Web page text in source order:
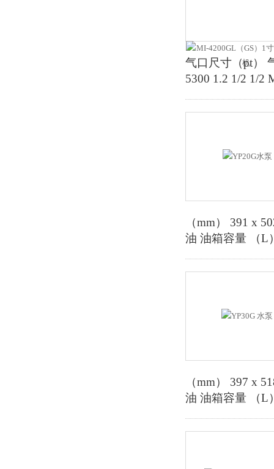
气口尺寸（pt）
5300 1.2 1/2 1/2
（mm） 391 x
油 油箱容量 （L
（mm） 397 x
油 油箱容量 （L